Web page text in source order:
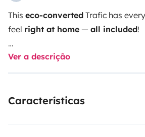
This eco-converted Trafic has
feel right at home — all included!
⚡️Electrical autonomy with 230 V
🔥 Hot water
🍳 Induction hob
Ver a descrição
Características